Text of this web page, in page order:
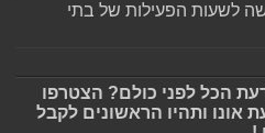
לשעות הפעילות של בתי
הכל לפני כולם? הצטרפו
אונו ותהיו הראשונים לקבל